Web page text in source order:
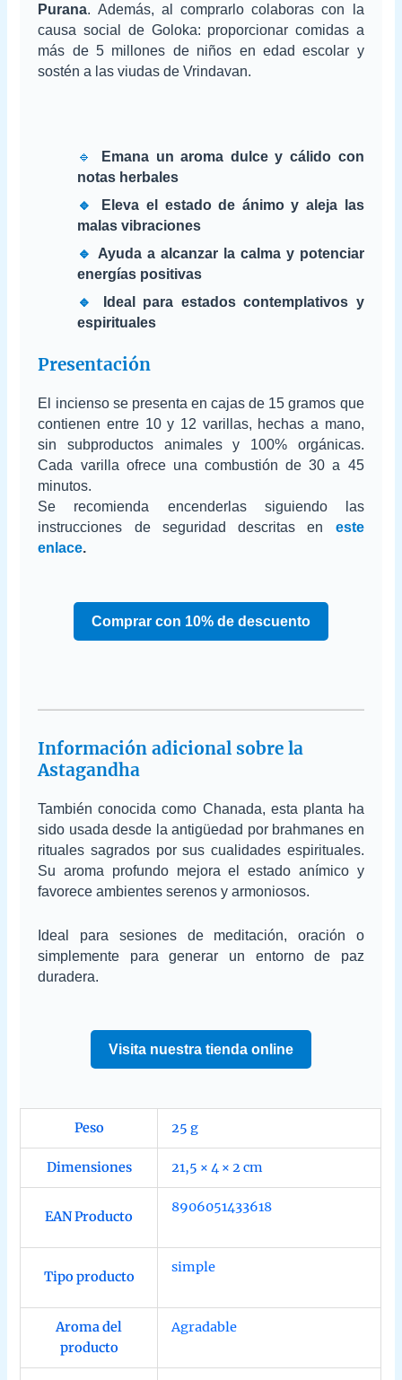
Purana. Además, al comprarlo colaboras con la
causa social de Goloka: proporcionar comidas a
más de 5 millones de niños en edad escolar y
sostén a las viudas de Vrindavan.
🔹
Emana un aroma dulce y cálido con
notas herbales
🔹
Eleva el estado de ánimo y aleja las
malas vibraciones
🔹
Ayuda a alcanzar la calma y potenciar
energías positivas
🔹
Ideal para estados contemplativos y
espirituales
Presentación
El incienso se presenta en cajas de 15 gramos que
contienen entre 10 y 12 varillas, hechas a mano,
sin subproductos animales y 100% orgánicas.
Cada varilla ofrece una combustión de 30 a 45
minutos.
Se recomienda encenderlas siguiendo las
instrucciones de seguridad descritas en este
enlace.
Comprar con 10% de descuento
Información adicional sobre la
Astagandha
También conocida como Chanada, esta planta ha
sido usada desde la antigüedad por brahmanes en
rituales sagrados por sus cualidades espirituales.
Su aroma profundo mejora el estado anímico y
favorece ambientes serenos y armoniosos.
Ideal para sesiones de meditación, oración o
simplemente para generar un entorno de paz
duradera.
Visita nuestra tienda online
Peso 25 g
Dimensiones 21,5 × 4 × 2 cm
EAN Producto
8906051433618
Tipo producto
simple
Aroma del
producto
Agradable